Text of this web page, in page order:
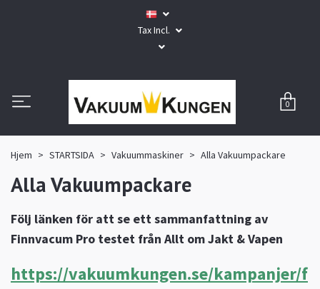
Tax Incl.
0
Hjem STARTSIDA Vakuummaskiner Alla Vakuumpackare
Alla Vakuumpackare
Följ länken för att se ett sammanfattning av
Finnvacum Pro testet från Allt om Jakt & Vapen
https://vakuumkungen.se/kampanjer/f